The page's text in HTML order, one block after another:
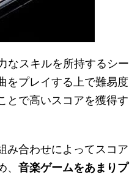
なスキルを所持するシー
をプレイする上で難易度
とで高いスコアを獲得す
み合わせによってスコア
音楽ゲームをあまりプ